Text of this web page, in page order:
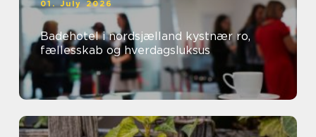
01. July 2026
Badehotel i nordsjælland kystnær ro,
fællesskab og hverdagsluksus